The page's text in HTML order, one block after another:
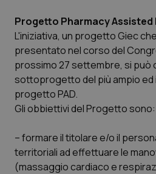
Sardegna
Sicilia
Toscana
Valle D’Aosta
Malattia di Crohn &
Neuroscienze &
Obesità
Oncodermatologia
Progetto Pharmacy
L'iniziativa, un progetto Giec
presentato nel corso del
prossimo 27 settembre, si può
sottoprogetto del più ampio ed
progetto PAD.
Gli obbiettivi del Progetto sono:
– formare il titolare e/o il
territoriali ad effettuare le
(massaggio cardiaco e